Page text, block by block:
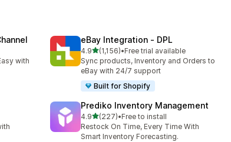
with
eBay Integration ‑ DPL
4.95つ星中
(1,156)
合計レビュー数：1156件
•Free trial available
Sync products, Inventory and Orders to
eBay with 24/7 support
Built for Shopify
Prediko Inventory Management
4.95つ星中
(227)
合計レビュー数：227件
•Free to install
Restock On Time, Every Time With
Smart Inventory Forecasting.